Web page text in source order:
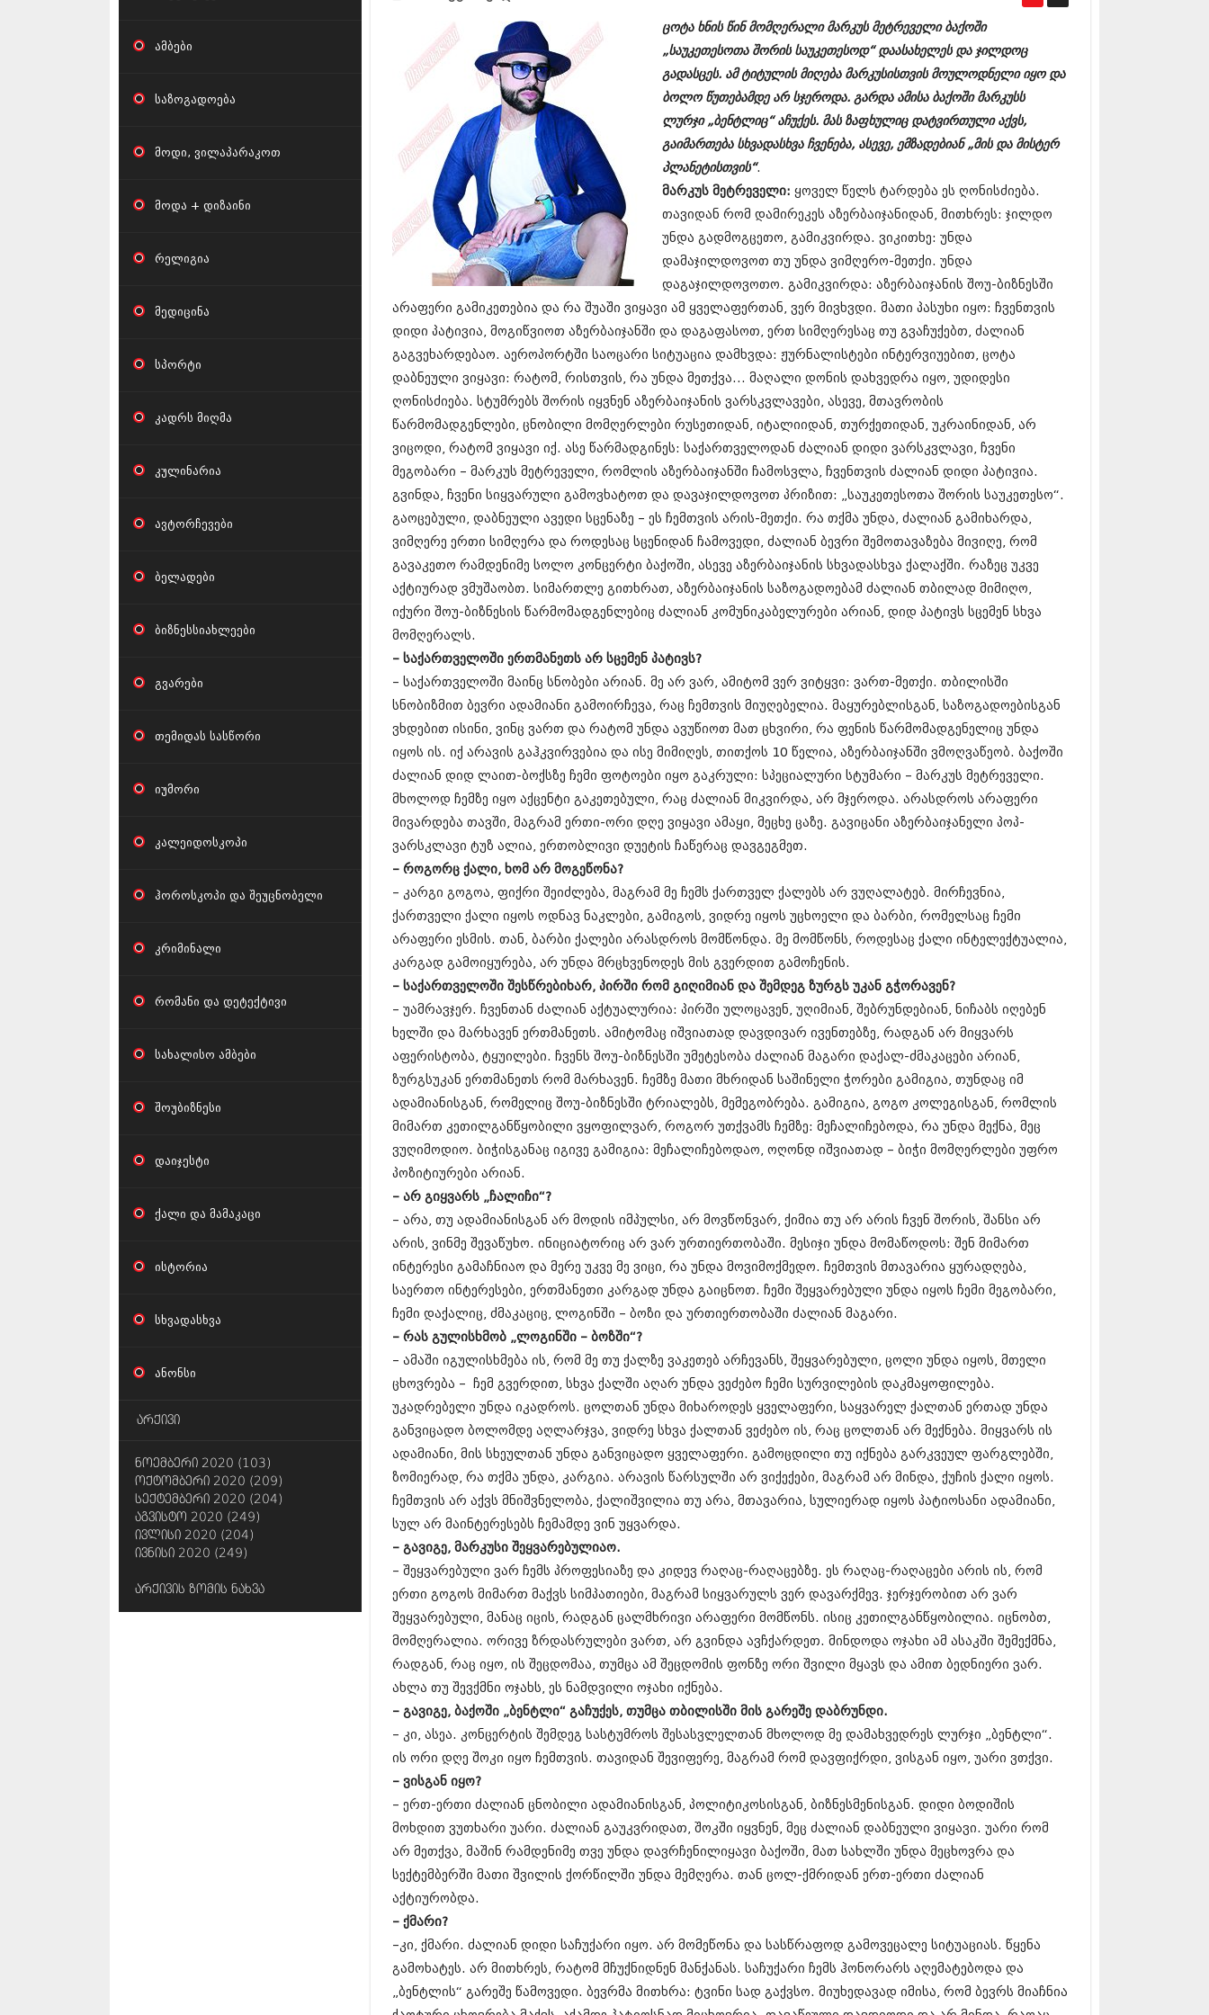
აგვისტო 2017 (212)
ივლისი 2017 (233)
ივნისი 2017 (265)
მაისი 2017 (216)
აპრილი 2017 (220)
მარტი 2017 (212)
თებერვალი 2017 (205)
იანვარი 2017 (246)
დეკემბერი 2016 (207)
ნოემბერი 2016 (207)
ოქტომბერი 2016 (257)
აგვისტო 2016 (258)
ივლისი 2016 (211)
ივნისი 2016 (221)
მაისი 2016 (261)
აპრილი 2016 (215)
მარტი 2016 (200)
თებერვალი 2016 (250)
იანვარი 2016 (206)
დეკემბერი 2015 (207)
ნოემბერი 2015 (264)
ოქტომბერი 2015 (204)
სექტემბერი 2015 (215)
ივლისი 2015 (173)
ივნისი 2015 (261)
მაისი 2015 (194)
აპრილი 2015 (208)
მარტი 2015 (365)
თებერვალი 2015 (286)
იანვარი 2015 (247)
დეკემბერი 2014 (342)
ნოემბერი 2014 (290)
აგვისტო 2014 (248)
ივნისი 2014 (366)
მაისი 2014 (313)
აპრილი 2014 (290)
მარტი 2014 (413)
თებერვალი 2014 (318)
იანვარი 2014 (297)
დეკემბერი 2013 (365)
ნოემბერი 2013 (279)
ოქტომბერი 2013 (256)
აგვისტო 2013 (89)
ივლისი 2013 (182)
მაისი 2013 (259)
აპრილი 2013 (304)
მარტი 2013 (352)
თებერვალი 2013 (204)
იანვარი 2013 (334)
დეკემბერი 2012 (98)
ნოემბერი 2012 (295)
ოქტომბერი 2012 (350)
სექტემბერი 2012 (264)
აგვისტო 2012 (268)
ივლისი 2012 (322)
ივნისი 2012 (282)
თებერვალი 2012 (376)
იანვარი 2012 (322)
ნოემბერი 2011 (471)
ოქტომბერი 2011 (754)
სექტემბერი 2011 (407)
აგვისტო 2011 (249)
ივლისი 2011 (400)
მაისი 2011 (415)
აპრილი 2011 (294)
თებერვალი 2011 (329)
იანვარი 2011 (647)
(157)
დეკემბერი 2010 (881)
ნოემბერი 2010 (422)
ოქტომბერი 2010 (341)
ივნისი 2010 (685)
მაისი 2010 (232)
აპრილი 2010 (229)
თებერვალი 2010 (421)
იანვარი 2010 (422)
დეკემბერი 2009 (510)
ნოემბერი 2009 (308)
ოქტომბერი 2009 (382)
სექტემბერი 2009 (541)
აგვისტო 2009 (14)
დეკემბერი 0215 (1)
ოქტომბერი 0215 (1)
აგვისტო 0215 (2)
ივნისი 0212 (2)
ამბები
საზოგადოება
მოდი, ვილაპარაკოთ
მოდა + დიზაინი
რელიგია
მედიცინა
სპორტი
კადრს მიღმა
კულინარია
ავტორჩევები
ბელადები
ბიზნესსიახლეები
გვარები
თემიდას სასწორი
იუმორი
კალეიდოსკოპი
ჰოროსკოპი და შეუცნობელი
კრიმინალი
რომანი და დეტექტივი
სახალისო ამბები
შოუბიზნესი
დაიჯესტი
ქალი და მამაკაცი
ისტორია
სხვადასხვა
ანონსი
არქივი
ნოემბერი 2020 (103)
ოქტომბერი 2020 (209)
სექტემბერი 2020 (204)
აგვისტო 2020 (249)
ივლისი 2020 (204)
ივნისი 2020 (249)
არქივის ზომის ნახვა
კანდელაკი
ცოტა ხნის წინ მომღერალი მარკუს მეტრეველი ბაქოში
„საუკეთესოთა შორის საუკეთესოდ“ დაასახელეს და ჯილდოც
გადასცეს. ამ ტიტულის მიღება მარკუსისთვის მოულოდნელი იყო და
ბოლო წუთებამდე არ სჯეროდა. გარდა ამისა ბაქოში მარკუსს
ლურჯი „ბენტლიც“ აჩუქეს. მას ზაფხულიც დატვირთული აქვს,
გაიმართება სხვადასხვა ჩვენება, ასევე, ემზადებიან „მის და მისტერ
პლანეტისთვის“.
მარკუს მეტრეველი: ყოველ წელს ტარდება ეს ღონისძიება.
თავიდან რომ დამირეკეს აზერბაიჯანიდან, მითხრეს: ჯილდო
უნდა გადმოგცეთო, გამიკვირდა. ვიკითხე: უნდა
დამაჯილდოვოთ თუ უნდა ვიმღერო-მეთქი. უნდა
დაგაჯილდოვოთო. გამიკვირდა: აზერბაიჯანის შოუ-ბიზნესში
არაფერი გამიკეთებია და რა შუაში ვიყავი ამ ყველაფერთან, ვერ მივხვდი. მათი პასუხი იყო: ჩვენთვის
დიდი პატივია, მოგიწვიოთ აზერბაიჯანში და დაგაფასოთ, ერთ სიმღერესაც თუ გვაჩუქებთ, ძალიან
გაგვეხარდებაო. აეროპორტში საოცარი სიტუაცია დამხვდა: ჟურნალისტები ინტერვიუებით, ცოტა
დაბნეული ვიყავი: რატომ, რისთვის, რა უნდა მეთქვა... მაღალი დონის დახვედრა იყო, უდიდესი
ღონისძიება. სტუმრებს შორის იყვნენ აზერბაიჯანის ვარსკვლავები, ასევე, მთავრობის
წარმომადგენლები, ცნობილი მომღერლები რუსეთიდან, იტალიიდან, თურქეთიდან, უკრაინიდან, არ
ვიცოდი, რატომ ვიყავი იქ. ასე წარმადგინეს: საქართველოდან ძალიან დიდი ვარსკვლავი, ჩვენი
მეგობარი – მარკუს მეტრეველი, რომლის აზერბაიჯანში ჩამოსვლა, ჩვენთვის ძალიან დიდი პატივია.
გვინდა, ჩვენი სიყვარული გამოვხატოთ და დავაჯილდოვოთ პრიზით: „საუკეთესოთა შორის საუკეთესო“.
გაოცებული, დაბნეული ავედი სცენაზე – ეს ჩემთვის არის-მეთქი. რა თქმა უნდა, ძალიან გამიხარდა,
ვიმღერე ერთი სიმღერა და როდესაც სცენიდან ჩამოვედი, ძალიან ბევრი შემოთავაზება მივიღე, რომ
გავაკეთო რამდენიმე სოლო კონცერტი ბაქოში, ასევე აზერბაიჯანის სხვადასხვა ქალაქში. რაზეც უკვე
აქტიურად ვმუშაობთ. სიმართლე გითხრათ, აზერბაიჯანის საზოგადოებამ ძალიან თბილად მიმიღო,
იქური შოუ-ბიზნესის წარმომადგენლებიც ძალიან კომუნიკაბელურები არიან, დიდ პატივს სცემენ სხვა
მომღერალს.
– საქართველოში ერთმანეთს არ სცემენ პატივს?
– საქართველოში მაინც სნობები არიან. მე არ ვარ, ამიტომ ვერ ვიტყვი: ვართ-მეთქი. თბილისში
სნობიზმით ბევრი ადამიანი გამოირჩევა, რაც ჩემთვის მიუღებელია. მაყურებლისგან, საზოგადოებისგან
ვხდებით ისინი, ვინც ვართ და რატომ უნდა ავუწიოთ მათ ცხვირი, რა ფენის წარმომადგენელიც უნდა
იყოს ის. იქ არავის გაჰკვირვებია და ისე მიმიღეს, თითქოს 10 წელია, აზერბაიჯანში ვმოღვაწეობ. ბაქოში
ძალიან დიდ ლაით-ბოქსზე ჩემი ფოტოები იყო გაკრული: სპეციალური სტუმარი – მარკუს მეტრეველი.
მხოლოდ ჩემზე იყო აქცენტი გაკეთებული, რაც ძალიან მიკვირდა, არ მჯეროდა. არასდროს არაფერი
მივარდება თავში, მაგრამ ერთი-ორი დღე ვიყავი ამაყი, მეცხე ცაზე. გავიცანი აზერბაიჯანელი პოპ-
ვარსკლავი ტუზ ალია, ერთობლივი დუეტის ჩაწერაც დავგეგმეთ.
– როგორც ქალი, ხომ არ მოგეწონა?
– კარგი გოგოა, ფიქრი შეიძლება, მაგრამ მე ჩემს ქართველ ქალებს არ ვუღალატებ. მირჩევნია,
ქართველი ქალი იყოს ოდნავ ნაკლები, გამიგოს, ვიდრე იყოს უცხოელი და ბარბი, რომელსაც ჩემი
არაფერი ესმის. თან, ბარბი ქალები არასდროს მომწონდა. მე მომწონს, როდესაც ქალი ინტელექტუალია,
კარგად გამოიყურება, არ უნდა მრცხვენოდეს მის გვერდით გამოჩენის.
– საქართველოში შესწრებიხარ, პირში რომ გიღიმიან და შემდეგ ზურგს უკან გჭორავენ?
– უამრავჯერ. ჩვენთან ძალიან აქტუალურია: პირში ულოცავენ, უღიმიან, შებრუნდებიან, ნიჩაბს იღებენ
ხელში და მარხავენ ერთმანეთს. ამიტომაც იშვიათად დავდივარ ივენთებზე, რადგან არ მიყვარს
აფერისტობა, ტყუილები. ჩვენს შოუ-ბიზნესში უმეტესობა ძალიან მაგარი დაქალ-ძმაკაცები არიან,
ზურგსუკან ერთმანეთს რომ მარხავენ. ჩემზე მათი მხრიდან საშინელი ჭორები გამიგია, თუნდაც იმ
ადამიანისგან, რომელიც შოუ-ბიზნესში ტრიალებს, მემეგობრება. გამიგია, გოგო კოლეგისგან, რომლის
მიმართ კეთილგანწყობილი ვყოფილვარ, როგორ უთქვამს ჩემზე: მეჩალიჩებოდა, რა უნდა მექნა, მეც
ვუღიმოდიო. ბიჭისგანაც იგივე გამიგია: მეჩალიჩებოდაო, ოღონდ იშვიათად – ბიჭი მომღერლები უფრო
პოზიტიურები არიან.
– არ გიყვარს „ჩალიჩი“?
– არა, თუ ადამიანისგან არ მოდის იმპულსი, არ მოვწონვარ, ქიმია თუ არ არის ჩვენ შორის, შანსი არ
არის, ვინმე შევაწუხო. ინიციატორიც არ ვარ ურთიერთობაში. მესიჯი უნდა მომაწოდოს: შენ მიმართ
ინტერესი გამაჩნიაო და მერე უკვე მე ვიცი, რა უნდა მოვიმოქმედო. ჩემთვის მთავარია ყურადღება,
საერთო ინტერესები, ერთმანეთი კარგად უნდა გაიცნოთ. ჩემი შეყვარებული უნდა იყოს ჩემი მეგობარი,
ჩემი დაქალიც, ძმაკაციც, ლოგინში – ბოზი და ურთიერთობაში ძალიან მაგარი.
– რას გულისხმობ „ლოგინში – ბოზში“?
– ამაში იგულისხმება ის, რომ მე თუ ქალზე ვაკეთებ არჩევანს, შეყვარებული, ცოლი უნდა იყოს, მთელი
ცხოვრება – ჩემ გვერდით, სხვა ქალში აღარ უნდა ვეძებო ჩემი სურვილების დაკმაყოფილება.
უკადრებელი უნდა იკადროს. ცოლთან უნდა მიხაროდეს ყველაფერი, საყვარელ ქალთან ერთად უნდა
განვიცადო ბოლომდე აღლარჯვა, ვიდრე სხვა ქალთან ვეძებო ის, რაც ცოლთან არ მექნება. მიყვარს ის
ადამიანი, მის სხეულთან უნდა განვიცადო ყველაფერი. გამოცდილი თუ იქნება გარკვეულ ფარგლებში,
ზომიერად, რა თქმა უნდა, კარგია. არავის წარსულში არ ვიქექები, მაგრამ არ მინდა, ქუჩის ქალი იყოს.
ჩემთვის არ აქვს მნიშვნელობა, ქალიშვილია თუ არა, მთავარია, სულიერად იყოს პატიოსანი ადამიანი,
სულ არ მაინტერესებს ჩემამდე ვინ უყვარდა.
– გავიგე, მარკუსი შეყვარებულიაო.
– შეყვარებული ვარ ჩემს პროფესიაზე და კიდევ რაღაც-რაღაცებზე. ეს რაღაც-რაღაცები არის ის, რომ
ერთი გოგოს მიმართ მაქვს სიმპათიები, მაგრამ სიყვარულს ვერ დავარქმევ. ჯერჯერობით არ ვარ
შეყვარებული, მანაც იცის, რადგან ცალმხრივი არაფერი მომწონს. ისიც კეთილგანწყობილია. იცნობთ,
მომღერალია. ორივე ზრდასრულები ვართ, არ გვინდა ავჩქარდეთ. მინდოდა ოჯახი ამ ასაკში შემექმნა,
რადგან, რაც იყო, ის შეცდომაა, თუმცა ამ შეცდომის ფონზე ორი შვილი მყავს და ამით ბედნიერი ვარ.
ახლა თუ შევქმნი ოჯახს, ეს ნამდვილი ოჯახი იქნება.
– გავიგე, ბაქოში „ბენტლი“ გაჩუქეს, თუმცა თბილისში მის გარეშე დაბრუნდი.
– კი, ასეა. კონცერტის შემდეგ სასტუმროს შესასვლელთან მხოლოდ მე დამახვედრეს ლურჯი „ბენტლი“.
ის ორი დღე შოკი იყო ჩემთვის. თავიდან შევიფერე, მაგრამ რომ დავფიქრდი, ვისგან იყო, უარი ვთქვი.
– ვისგან იყო?
– ერთ-ერთი ძალიან ცნობილი ადამიანისგან, პოლიტიკოსისგან, ბიზნესმენისგან. დიდი ბოდიშის
მოხდით ვუთხარი უარი. ძალიან გაუკვრიდათ, შოკში იყვნენ, მეც ძალიან დაბნეული ვიყავი. უარი რომ
არ მეთქვა, მაშინ რამდენიმე თვე უნდა დავრჩენილიყავი ბაქოში, მათ სახლში უნდა მეცხოვრა და
სექტემბერში მათი შვილის ქორწილში უნდა მემღერა. თან ცოლ-ქმრიდან ერთ-ერთი ძალიან
აქტიურობდა.
– ქმარი?
–კი, ქმარი. ძალიან დიდი საჩუქარი იყო. არ მომეწონა და სასწრაფოდ გამოვეცალე სიტუაციას. წყენა
გამოხატეს. არ მითხრეს, რატომ მჩუქნიდნენ მანქანას. საჩუქარი ჩემს ჰონორარს აღემატებოდა და
„ბენტლის“ გარეშე წამოვედი. ბევრმა მითხრა: ტვინი სად გაქვსო. მიუხედავად იმისა, რომ ბევრს მიაჩნია